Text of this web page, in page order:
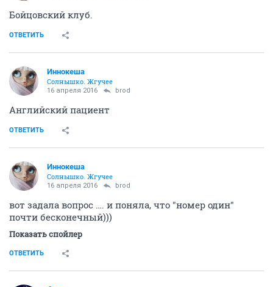
Бойцовский клуб.
ОТВЕТИТЬ
Иннокеша
Солнышко. Жгучее
16 апреля 2016 brod
Английский пациент
ОТВЕТИТЬ
Иннокеша
Солнышко. Жгучее
16 апреля 2016 brod
вот задала вопрос …. и поняла, что "номер один"
почти бесконечный)))
Показать спойлер
ОТВЕТИТЬ